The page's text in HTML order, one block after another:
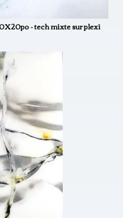
- tech mixte sur plexi